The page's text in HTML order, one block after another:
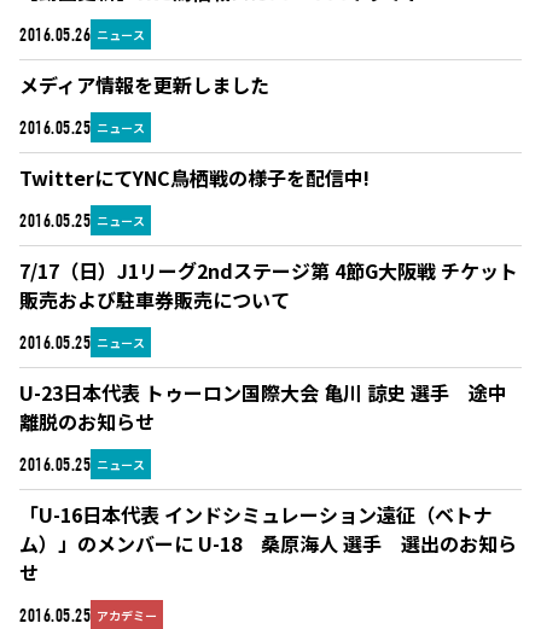
2016.05.26 ニュース
2016.05.25 ニュース
メディア情報を更新しました
2016.05.25 ニュース
TwitterにてYNC鳥栖戦の様子を配信中!
2016.05.25 ニュース
7/17（日）J1リーグ2ndステージ第 4節G大阪戦 チケット
販売および駐車券販売について
2016.05.25 ニュース
U-23日本代表 トゥーロン国際大会 亀川 諒史 選手 途中
離脱のお知らせ
2016.05.25 アカデミー
「U-16日本代表 インドシミュレーション遠征（ベトナ
ム）」のメンバーに U-18 桑原海人 選手 選出のお知ら
せ